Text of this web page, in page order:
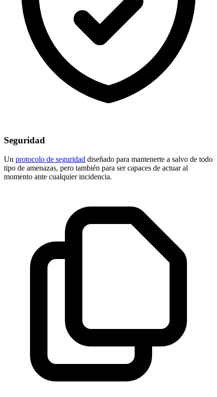
Seguridad
Un protocolo de seguridad diseñado para mantenerte a salvo de todo
tipo de amenazas, pero también para ser capaces de actuar al
momento ante cualquier incidencia.